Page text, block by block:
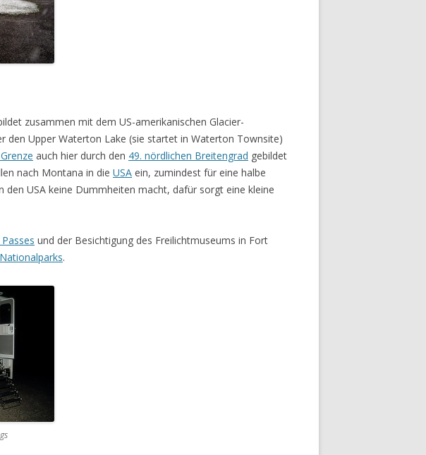
zusammen mit dem US-amerikanischen Glacier-
den Upper Waterton Lake (sie startet in Waterton Townsite)
auch hier durch den 49. nördlichen Breitengrad gebildet
nach Montana in die USA ein, zumindest für eine halbe
USA keine Dummheiten macht, dafür sorgt eine kleine
und der Besichtigung des Freilichtmuseums in Fort
.